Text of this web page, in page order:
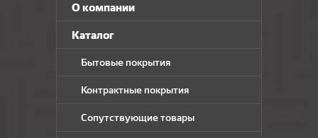
О компании
Каталог
Бытовые покрытия
Контрактные покрытия
Сопутствующие товары